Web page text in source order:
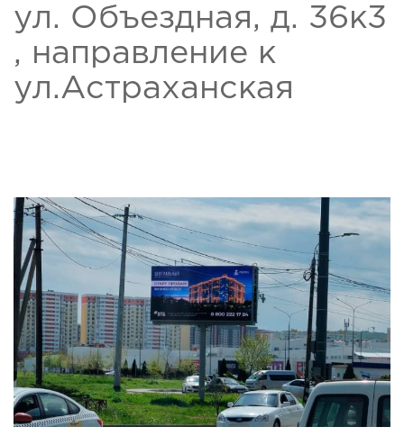
ул. Объездная, д. 36к3
, направление к
ул.Астраханская